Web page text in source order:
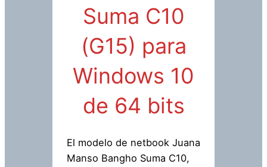
Suma C10
(G15) para
Windows 10
de 64 bits
El modelo de netbook Juana
Manso Bangho Suma C10,